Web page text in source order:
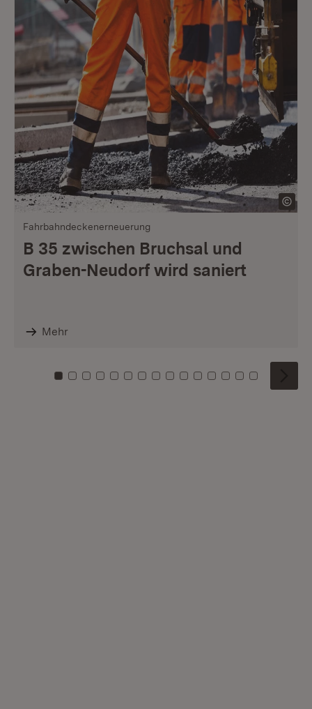
Fahrbahndeckenerneuerung
B 35 zwischen Bruchsal und
Graben-Neudorf wird saniert
Mehr
Zu Kachel: 0
Zu Kachel: 1
Zu Kachel: 2
Zu Kachel: 3
Zu Kachel: 4
Zu Kachel: 5
Zu Kachel: 6
Zu Kachel: 7
Zu Kachel: 8
Zu Kachel: 9
Zu Kachel: 10
Zu Kachel: 11
Zu Kachel: 12
Zu Kachel:
Zu